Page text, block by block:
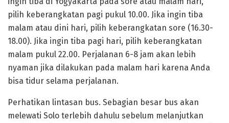
pilih keberangkatan pagi pukul 10.00. Jika ingin tiba
malam atau dini hari, pilih keberangkatan sore (16.30-
18.00). Jika ingin tiba pagi hari, pilih keberangkatan
malam pukul 22.00. Perjalanan 6-8 jam akan lebih
nyaman jika dilakukan pada malam hari karena Anda
bisa tidur selama perjalanan.
Perhatikan lintasan bus. Sebagian besar bus akan
melewati Solo terlebih dahulu sebelum melanjutkan